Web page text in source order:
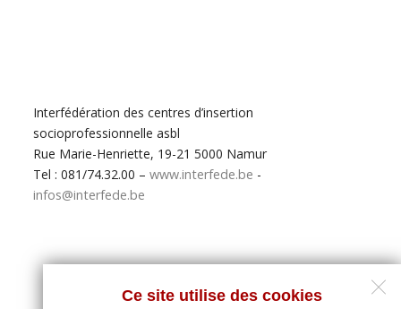
Ce site utilise des cookies
Interfédération des centres d’insertion
socioprofessionnelle asbl
Rue Marie-Henriette, 19-21 5000 Namur
Tel : 081/74.32.00 –www.interfede.be -
infos@interfede.be